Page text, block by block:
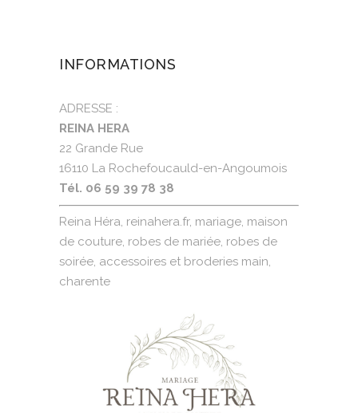
INFORMATIONS
ADRESSE :
REINA HERA
22 Grande Rue
16110 La Rochefoucauld-en-Angoumois
Tél. 06 59 39 78 38
Reina Héra, reinahera.fr, mariage, maison
de couture, robes de mariée, robes de
soirée, accessoires et broderies main,
charente